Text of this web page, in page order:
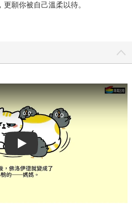
願你被自己溫柔以待。
Play video